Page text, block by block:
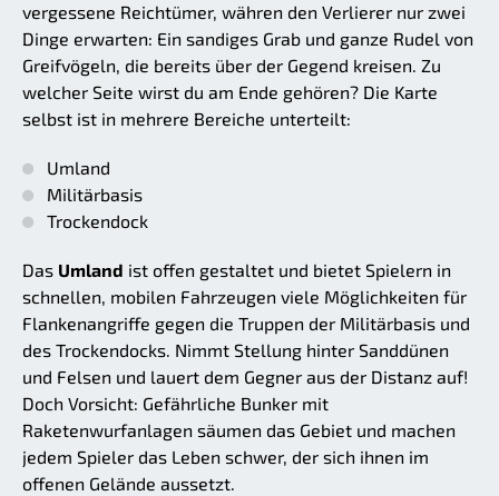
vergessene Reichtümer, währen den Verlierer nur zwei
Dinge erwarten: Ein sandiges Grab und ganze Rudel von
Greifvögeln, die bereits über der Gegend kreisen. Zu
welcher Seite wirst du am Ende gehören? Die Karte
selbst ist in mehrere Bereiche unterteilt:
Umland
Militärbasis
Trockendock
Das Umland ist offen gestaltet und bietet Spielern in
schnellen, mobilen Fahrzeugen viele Möglichkeiten für
Flankenangriffe gegen die Truppen der Militärbasis und
des Trockendocks. Nimmt Stellung hinter Sanddünen
und Felsen und lauert dem Gegner aus der Distanz auf!
Doch Vorsicht: Gefährliche Bunker mit
Raketenwurfanlagen säumen das Gebiet und machen
jedem Spieler das Leben schwer, der sich ihnen im
offenen Gelände aussetzt.